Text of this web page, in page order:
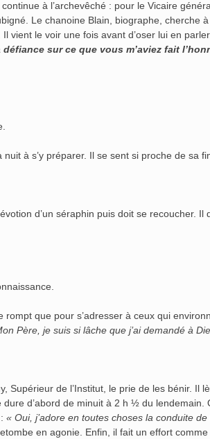
à l’archevêché : pour le Vicaire
Le chanoine Blain, biographe, cherche
vient le voir une fois avant d’oser lui en
défiance sur ce que vous m’aviez fait
nuit à s’y préparer. Il se sent si proche de sa
d’un séraphin puis doit se recoucher. Il
que pour s’adresser à ceux qui
Père, je suis si lâche que j’ai demandé à
Supérieur de l’Institut, le prie de les bénir. Il
dure d’abord de minuit à 2 h ½ du lendemain.
« Oui, j’adore en toutes choses la conduite
en agonie. Enfin, il fait un effort